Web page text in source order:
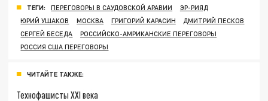
ТЕГИ: ПЕРЕГОВОРЫ В САУДОВСКОЙ АРАВИИ
ЭР-РИЯД
ЮРИЙ УШАКОВ
МОСКВА ГРИГОРИЙ КАРАСИН
ДМИТРИЙ ПЕСКОВ
СЕРГЕЙ БЕСЕДА
РОССИЙСКО-АМРИКАНСКИЕ ПЕРЕГОВОРЫ
РОССИЯ США ПЕРЕГОВОРЫ
ЧИТАЙТЕ ТАКЖЕ:
Технофашисты XXI века